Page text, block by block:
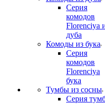
Серия
комодов
Florenciya
дуба
Комоды из бука
Серия
комодов
Florenciya
бука
Тумбы из сосны
Серия